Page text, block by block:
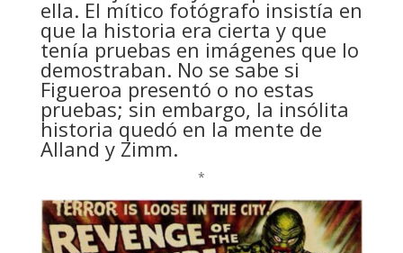
ella. El mítico fotógrafo insistía en
que la historia era cierta y que
tenía pruebas en imágenes que lo
demostraban. No se sabe si
Figueroa presentó o no estas
pruebas; sin embargo, la insólita
historia quedó en la mente de
Alland y Zimm.
*